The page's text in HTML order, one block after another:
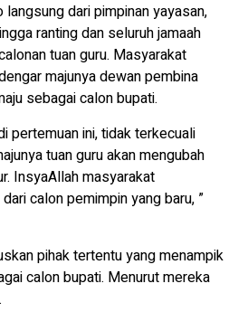
dari pimpinan yayasan,
ranting dan seluruh jamaah
tuan guru. Masyarakat
majunya dewan pembina
sebagai calon bupati.
pertemuan ini, tidak terkecuali
tuan guru akan mengubah
InsyaAllah masyarakat
calon pemimpin yang baru, ”
pihak tertentu yang menampik
calon bupati. Menurut mereka